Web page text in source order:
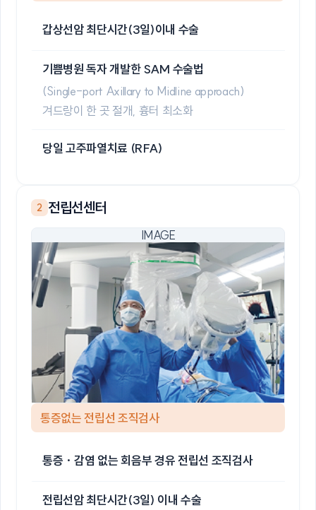
갑상선암 최단시간(3일)이내 수술
기쁨병원 독자 개발한 SAM 수술법
(Single-port Axillary to Midline approach)
겨드랑이 한 곳 절개, 흉터 최소화
당일 고주파열치료 (RFA)
2 전립선센터
통증없는 전립선 조직검사
통증 · 감염 없는 회음부 경유 전립선 조직검사
전립선암 최단시간(3일) 이내 수술